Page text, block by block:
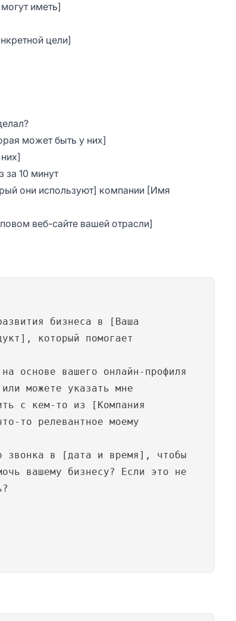
иметь]
цели]
может быть у них]
за 10 минут
они используют] компании [Имя
веб-сайте вашей отрасли]
бизнеса в [Ваша
который помогает
основе вашего онлайн-профиля
можете указать мне
с кем-то из [Компания
то релевантное моему
звонка в [дата и время], чтобы
вашему бизнесу? Если это не